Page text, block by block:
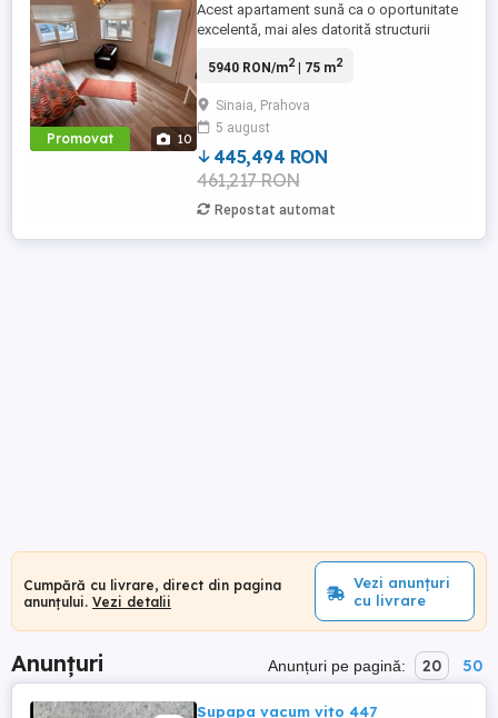
Promovat 10
Acest apartament sună ca o oportunitate
excelentă, mai ales datorită structurii
avea teren propriu, lucru destul de rar
sinteză a punctelor forte pentru a vă ajuta
să vizualizați mai bine valoarea
proprietății: Detalii ...
5940 RON/m2| 75 m2
Sinaia, Prahova
5 august
445,494 RON
461,217 RON
Repostat automat
Cumpără cu livrare, direct din pagina
anunțului. Vezi detalii
Vezi anunțuri
cu livrare
Anunțuri Anunțuri pe pagină: 20 50
Supapa vacum vito 447